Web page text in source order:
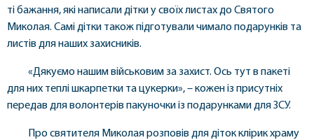
ті бажання, які написали дітки у своїх листах до Святого
Миколая. Самі дітки також підготували чимало подарунків та
листів для наших захисників.
«Дякуємо нашим військовим за захист. Ось тут в пакеті
для них теплі шкарпетки та цукерки», – кожен із присутніх
передав для волонтерів пакуночки із подарунками для ЗСУ.
Про святителя Миколая розповів для діток клірик храму